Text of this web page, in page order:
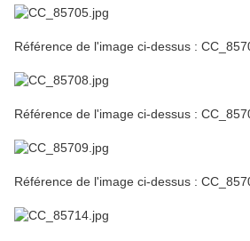
Référence de l'image ci-dessus :
Référence de l'image ci-dessus :
Référence de l'image ci-dessus :